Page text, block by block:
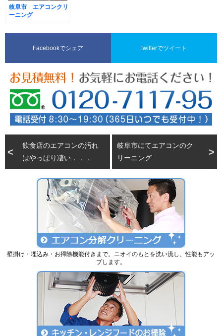
岐阜市 エアコンクリ
ーニング
Facebookでシェア twitterでツイート
飲食店のエアコンの汚れ
はやっぱり凄い．．．
岐阜市にてエアコンのク
リーニング
壁掛け・埋込み・お掃除機能付きまで。ニオイのもとを洗い流し、性能もアッ
プします。